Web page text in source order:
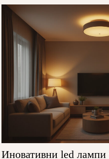
Иновативни led лампи